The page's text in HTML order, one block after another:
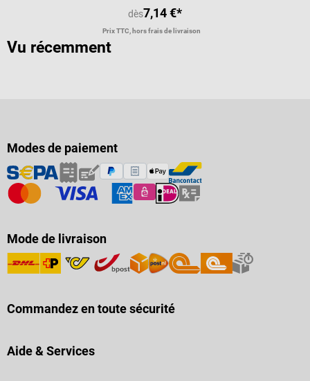
dès7,14 €*
Prix TTC, hors frais de livraison
Vu récemment
Modes de paiement
Mode de livraison
Commandez en toute sécurité
Aide & Services